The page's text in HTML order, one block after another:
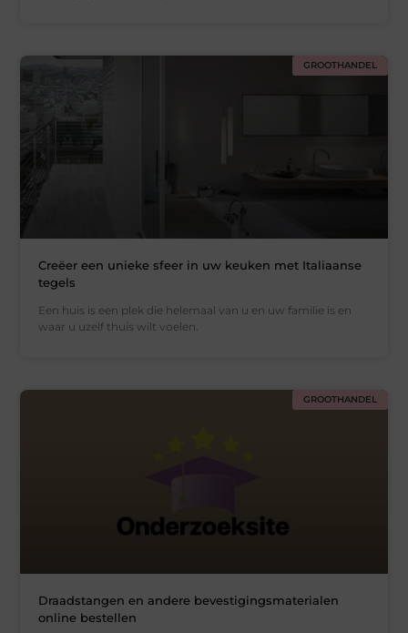
GROOTHANDEL
Creëer een unieke sfeer in uw keuken met Italiaanse
tegels
Een huis is een plek die helemaal van u en uw familie is en
waar u uzelf thuis wilt voelen.
GROOTHANDEL
Draadstangen en andere bevestigingsmaterialen
online bestellen